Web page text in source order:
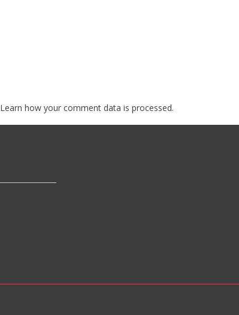
Learn how your comment data is processed.